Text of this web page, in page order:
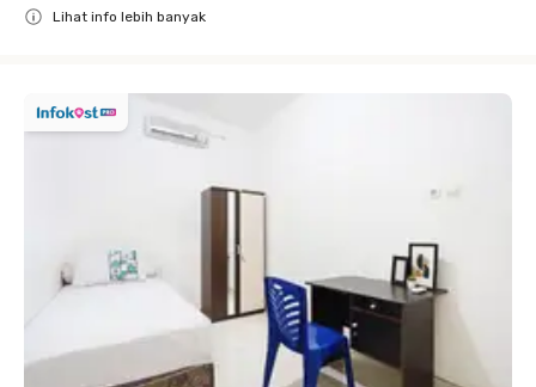
Lihat info lebih banyak